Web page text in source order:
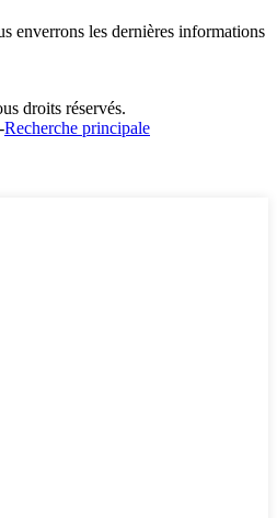
enverrons les dernières informations
droits réservés.
-Recherche principale